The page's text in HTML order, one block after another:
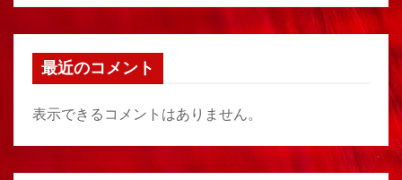
最近のコメント
表示できるコメントはありません。